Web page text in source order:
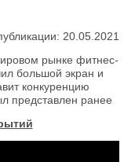
20.05.2021
рынке фитнес-
большой экран и
конкуренцию
представлен ранее